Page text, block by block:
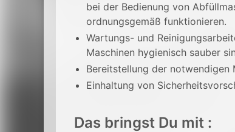
bei der Bedienung von
ordnungsgemäß funktionieren.
Wartungs- und
Maschinen hygienisch sauber
Bereitstellung der
Einhaltung von
Das bringst Du mit :